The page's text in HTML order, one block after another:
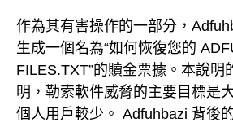
作為其有害操作的一部分，
生成一個名為“如何恢復您的
FILES.TXT”的贖金票據。本說明
明，勒索軟件威脅的主要目標是
個人用戶較少。 Adfuhbazi 背後